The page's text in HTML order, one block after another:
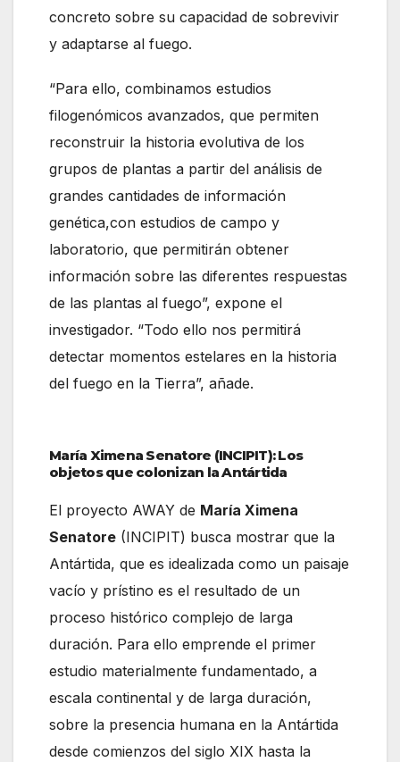
concreto sobre su capacidad de sobrevivir
y adaptarse al fuego.
“Para ello, combinamos estudios
filogenómicos avanzados, que permiten
reconstruir la historia evolutiva de los
grupos de plantas a partir del análisis de
grandes cantidades de información
genética,con estudios de campo y
laboratorio, que permitirán obtener
información sobre las diferentes respuestas
de las plantas al fuego”, expone el
investigador. “Todo ello nos permitirá
detectar momentos estelares en la historia
del fuego en la Tierra”, añade.
María Ximena Senatore (INCIPIT): Los
objetos que colonizan la Antártida
El proyecto AWAY de María Ximena
Senatore (INCIPIT) busca mostrar que la
Antártida, que es idealizada como un paisaje
vacío y prístino es el resultado de un
proceso histórico complejo de larga
duración. Para ello emprende el primer
estudio materialmente fundamentado, a
escala continental y de larga duración,
sobre la presencia humana en la Antártida
desde comienzos del siglo XIX hasta la